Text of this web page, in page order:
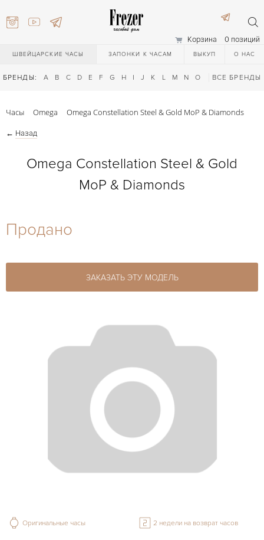
Корзина 0 позиций
ШВЕЙЦАРСКИЕ ЧАСЫ ЗАПОНКИ К ЧАСАМ ВЫКУП О НАС
БРЕНДЫ: A B C D E F G H I J K L M N O Q R S T
ВСЕ БРЕНДЫ
27-44
Часы Omega Omega Constellation Steel & Gold MoP & Diamonds
← Назад
Omega Constellation Steel & Gold
MoP & Diamonds
Продано
ЗАКАЗАТЬ ЭТУ МОДЕЛЬ
Оригинальные часы 2 недели на возврат часов